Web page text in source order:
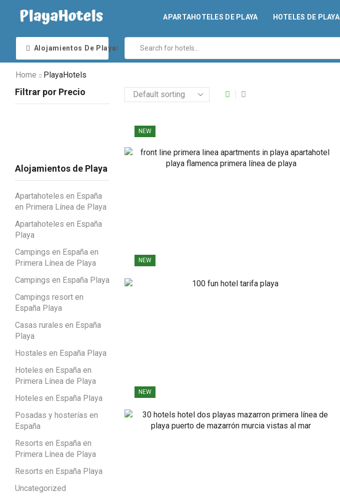
APARTAHOTELES DE PLAYA HOTELES DE PLAYA
Alojamientos De Playa
Home PlayaHotels
NEW
NEW
NEW
Filtrar por Precio
Alojamientos de Playa
Apartahoteles en España
en Primera Línea de Playa
Apartahoteles en España
Playa
Campings en España en
Primera Línea de Playa
Campings en España Playa
Campings resort en
España Playa
Casas rurales en España
Playa
Hostales en España Playa
Hoteles en España en
Primera Línea de Playa
Hoteles en España Playa
Posadas y hosterías en
España
Resorts en España en
Primera Línea de Playa
Resorts en España Playa
Uncategorized